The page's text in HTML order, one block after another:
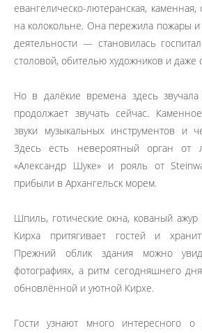
евангелическо-лютеранская,
на колокольне. Она пережила пожары
деятельности — становилась
столовой, обителью художников и даже
Но в далёкие времена здесь
продолжает звучать сейчас.
звуки музыкальных инструментов и
Здесь есть невероятный орган от
«Александр Шуке» и рояль от
прибыли в Архангельск морем.
Шпиль, готические окна, кованый
Кирха притягивает гостей и
Прежний облик здания можно
фотографиях, а ритм сегодняшнего
обновлённой и уютной Кирхе.
Гости узнают много интересного